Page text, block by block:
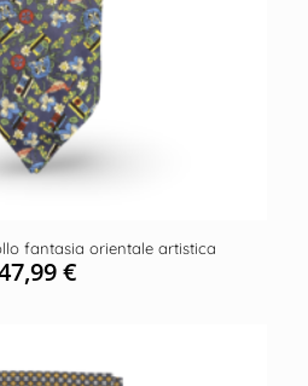
fantasia orientale artistica
€